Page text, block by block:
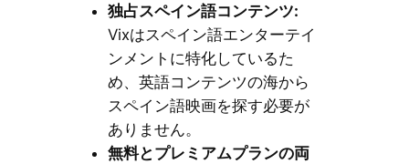
独占スペイン語コンテンツ:
Vixはスペイン語エンターテイ
ンメントに特化しているた
め、英語コンテンツの海から
スペイン語映画を探す必要が
ありません。
無料とプレミアムプランの両